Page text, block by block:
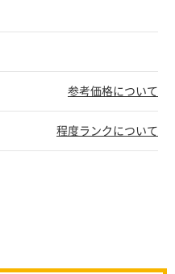
参考価格について
程度ランクについて